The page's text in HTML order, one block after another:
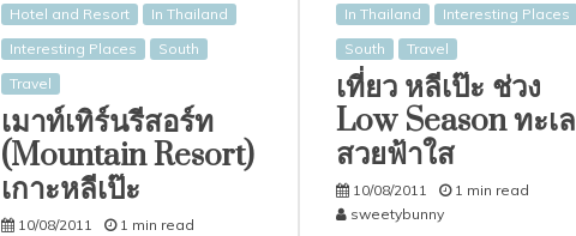
Hotel and Resort
In Thailand
Interesting Places
South
Travel
เมาท์เทิร์นรีสอร์ท
(Mountain Resort)
เกาะหลีเป๊ะ
10/08/2011
1 min read
In Thailand
Interesting Places
South
Travel
เที่ยว หลีเป๊ะ ช่วง
Low Season ทะเล
สวยฟ้าใส
10/08/2011
1 min read
sweetybunny